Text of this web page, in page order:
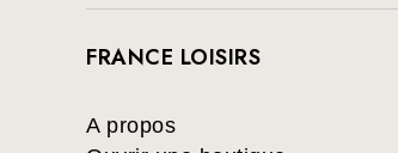
FRANCE LOISIRS
A propos